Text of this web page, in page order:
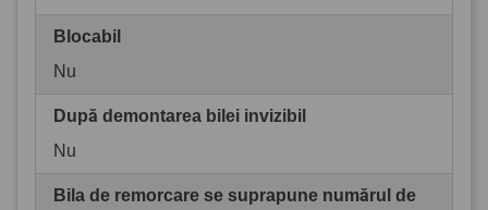
Blocabil
Nu
După demontarea bilei invizibil
Nu
Bila de remorcare se suprapune numărul de